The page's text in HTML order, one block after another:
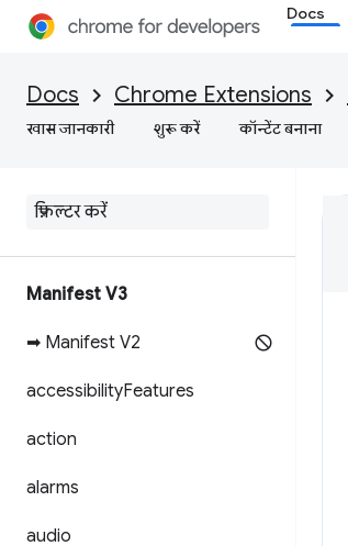
Docs
Docs Chrome Extensions
खास जानकारी शुरू करें कॉन्टेंट बनाना
Manifest V3
➡ Manifest V2
accessibilityFeatures
action
alarms
audio